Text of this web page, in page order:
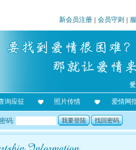
新会员注册 | 会员守则 |
询应征 照片传情 爱情网
码: 我要登陆 找回密码